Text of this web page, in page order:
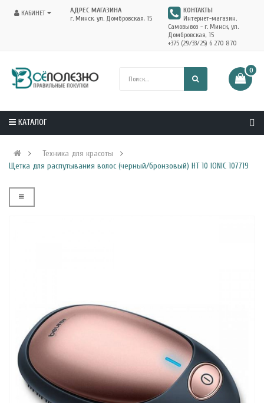
КАБИНЕТ
АДРЕС МАГАЗИНА
г. Минск, ул. Домбровская, 15
КОНТАКТЫ
Интернет-магазин.
Самовывоз - г. Минск, ул.
Домбровская, 15
+375 (29/33/25) 6 270 870
0
КАТАЛОГ
Техника для красоты
Щетка для распутывания волос (черный/бронзовый) HT 10 IONIC 107719